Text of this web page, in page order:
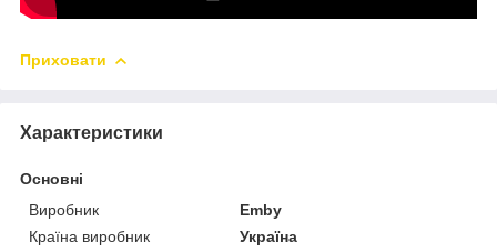
Приховати
Характеристики
Основні
Виробник
Emby
Країна виробник
Україна